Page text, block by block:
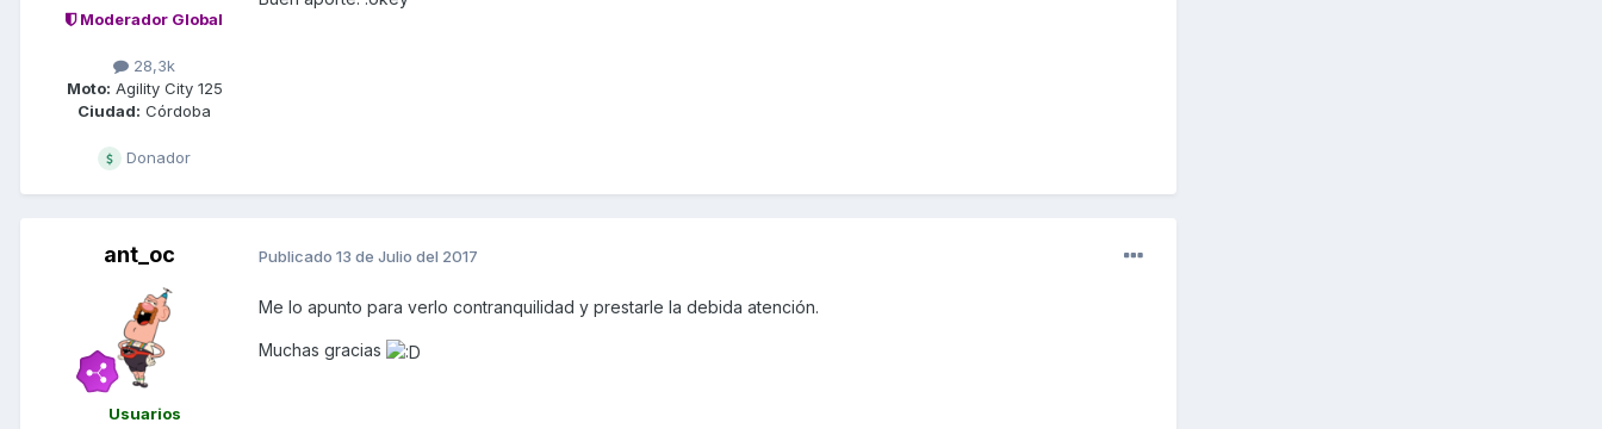
Moderador Global
28,3k
Moto: Agility City 125
Ciudad: Córdoba
Donador
ant_oc
Usuarios
Publicado 13 de Julio del 2017
Me lo apunto para verlo contranquilidad y prestarle la debida atención.
Muchas gracias